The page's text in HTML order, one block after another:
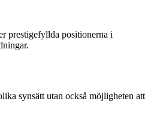
prestigefyllda positionerna i
synsätt utan också möjligheten att